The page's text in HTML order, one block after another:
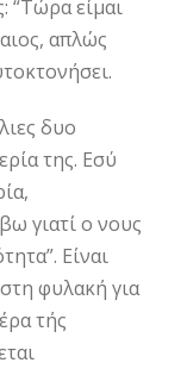
“Τώρα είμαι
απλώς
δυο
της. Εσύ
γιατί ο νους
Είναι
φυλακή για
τής